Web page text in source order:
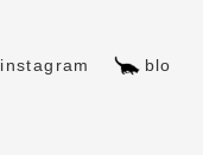
instagram
blo